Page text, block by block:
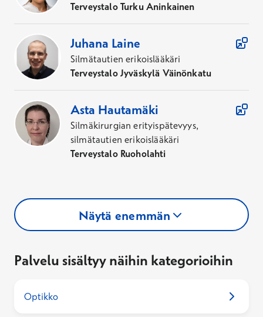
Terveystalo Turku Aninkainen
Juhana Laine
Silmätautien erikoislääkäri
Terveystalo Jyväskylä Väinönkatu
Asta Hautamäki
Silmäkirurgian erityispätevyys,
silmätautien erikoislääkäri
Terveystalo Ruoholahti
Näytä enemmän
Palvelu sisältyy näihin kategorioihin
Optikko